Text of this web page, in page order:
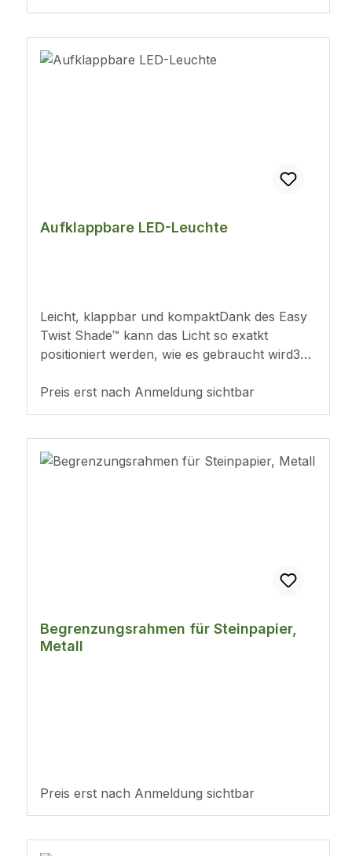
Aufklappbare LED-Leuchte
Leicht, klappbar und kompaktDank des Easy
Twist Shade™ kann das Licht so exatkt
positioniert werden, wie es gebraucht wird3
CRI 95+ für eine getreue
FarbwiedergabeTageslicht-LEDs verringern
KontrastHöhe: 350 mmInkl. Netzstecker
Preis erst nach Anmeldung sichtbar
Begrenzungsrahmen für Steinpapier,
Metall
Preis erst nach Anmeldung sichtbar